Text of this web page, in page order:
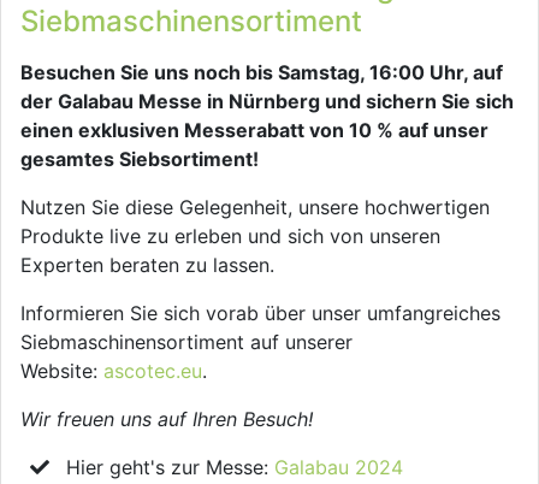
Siebmaschinensortiment
Besuchen Sie uns noch bis Samstag, 16:00 Uhr, auf
der Galabau Messe in Nürnberg und sichern Sie sich
einen exklusiven Messerabatt von 10 % auf unser
gesamtes Siebsortiment!
Nutzen Sie diese Gelegenheit, unsere hochwertigen
Produkte live zu erleben und sich von unseren
Experten beraten zu lassen.
Informieren Sie sich vorab über unser umfangreiches
Siebmaschinensortiment auf unserer
Website: ascotec.eu.
Wir freuen uns auf Ihren Besuch!
Hier geht's zur Messe: Galabau 2024